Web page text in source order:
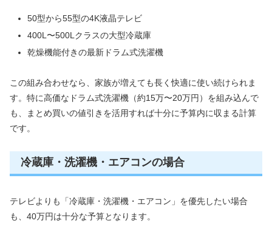
50型から55型の4K液晶テレビ
400L〜500Lクラスの大型冷蔵庫
乾燥機能付きの最新ドラム式洗濯機
この組み合わせなら、家族が増えても長く快適に使い続けられま
す。特に高価なドラム式洗濯機（約15万〜20万円）を組み込んで
も、まとめ買いの値引きを活用すれば十分に予算内に収まる計算
です。
冷蔵庫・洗濯機・エアコンの場合
テレビよりも「冷蔵庫・洗濯機・エアコン」を優先したい場合
も、40万円は十分な予算となります。